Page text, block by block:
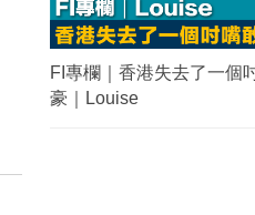
FI專欄｜香港失去了一個
豪｜Louise